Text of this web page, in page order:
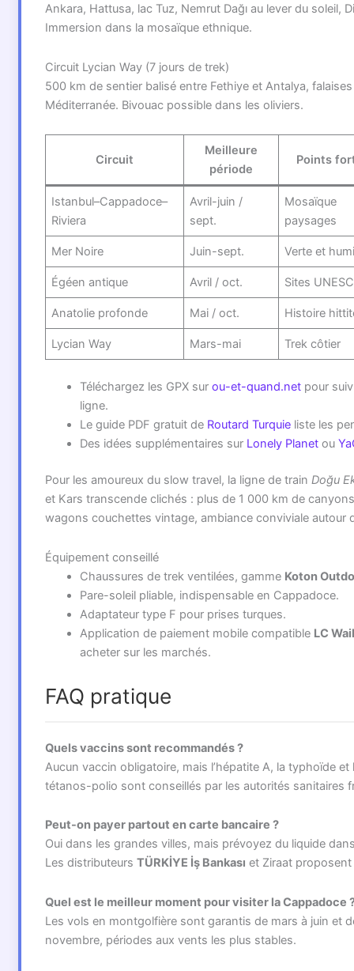
Ankara, Hattusa, lac Tuz, Nemrut Dağı au lever du soleil,
Immersion dans la mosaïque ethnique.
Circuit Lycian Way (7 jours de trek)
500 km de sentier balisé entre Fethiye et Antalya,
Méditerranée. Bivouac possible dans les oliviers.
Circuit
Meilleure
période
Points
Istanbul–Cappadoce–
Riviera
Avril-juin /
sept.
Mosaïque
paysages
Mer Noire Juin-sept. Verte et
Égéen antique Avril / oct. Sites
Anatolie profonde Mai / oct. Histoire
Lycian Way Mars-mai Trek côtier
Téléchargez les GPX sur ou-et-quand.netpour
ligne.
Le guide PDF gratuit de Routard Turquieliste les
Des idées supplémentaires sur Lonely Planetou
Pour les amoureux du slow travel, la ligne de train Doğu
et Kars transcende clichés : plus de 1 000 km de
wagons couchettes vintage, ambiance conviviale autour
Équipement conseillé
Chaussures de trek ventilées, gamme Koton
Pare-soleil pliable, indispensable en Cappadoce.
Adaptateur type F pour prises turques.
Application de paiement mobile compatible LC
acheter sur les marchés.
FAQ pratique
Quels vaccins sont recommandés ?
Aucun vaccin obligatoire, mais l’hépatite A, la typhoïde et
tétanos-polio sont conseillés par les autorités sanitaires
Peut-on payer partout en carte bancaire ?
Oui dans les grandes villes, mais prévoyez du liquide
Les distributeurs TÜRKİYE İş Bankası et Ziraat proposent
Quel est le meilleur moment pour visiter la Cappadoce
Les vols en montgolfière sont garantis de mars à juin et
novembre, périodes aux vents les plus stables.